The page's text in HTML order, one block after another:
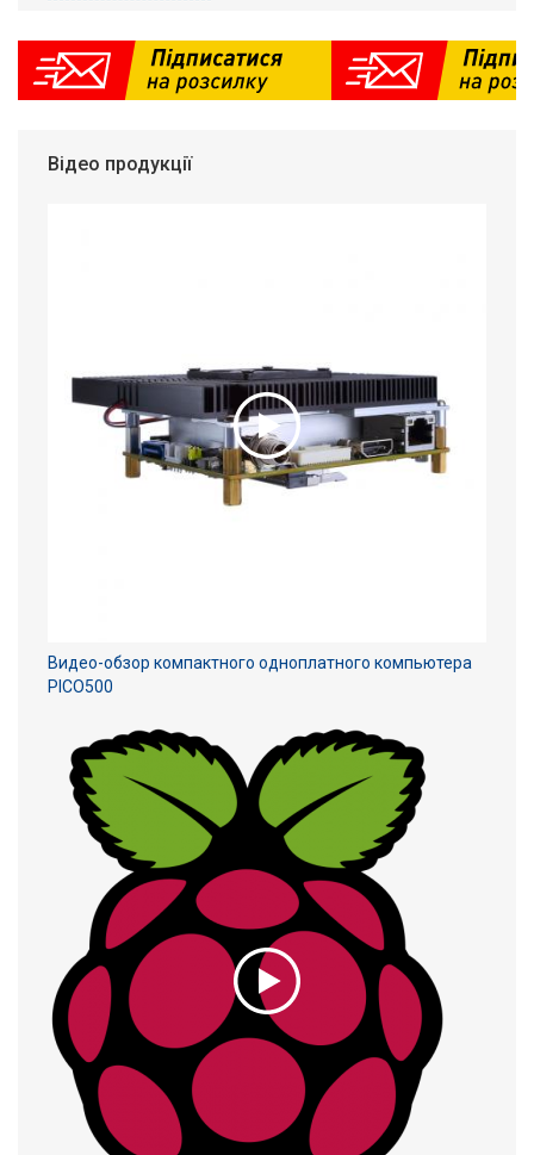
Відео продукції
Видео-обзор компактного одноплатного компьютера
PICO500